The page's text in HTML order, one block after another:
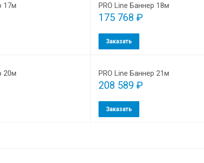
17м PRO Line Баннер 18м
175 768 ₽
Заказать
20м PRO Line Баннер 21м
208 589 ₽
Заказать